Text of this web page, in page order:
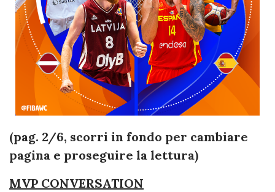
(pag. 2/6, scorri in fondo per cambiare
pagina e proseguire la lettura)
MVP CONVERSATION